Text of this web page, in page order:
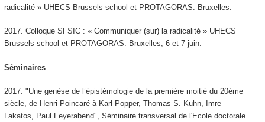
radicalité » UHECS Brussels school et PROTAGORAS. Bruxelles.
2017. Colloque SFSIC : « Communiquer (sur) la radicalité » UHECS
Brussels school et PROTAGORAS. Bruxelles, 6 et 7 juin.
Séminaires
2017. "Une genèse de l’épistémologie de la première moitié du 20ème
siècle, de Henri Poincaré à Karl Popper, Thomas S. Kuhn, Imre
Lakatos, Paul Feyerabend", Séminaire transversal de l'Ecole doctorale